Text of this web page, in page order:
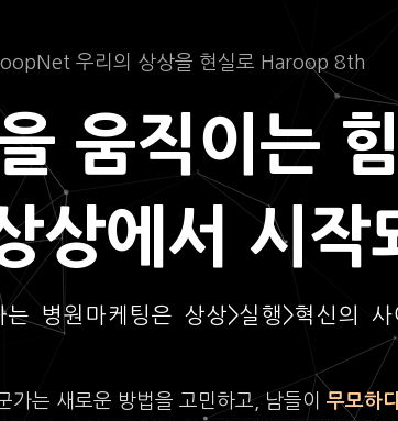
우리의 상상을 현실로 Haroop 8th
움직이는
상에서 시작
병원마케팅은 상상>실행>혁신의 사
가는 새로운 방법을 고민하고, 남들이 무모하